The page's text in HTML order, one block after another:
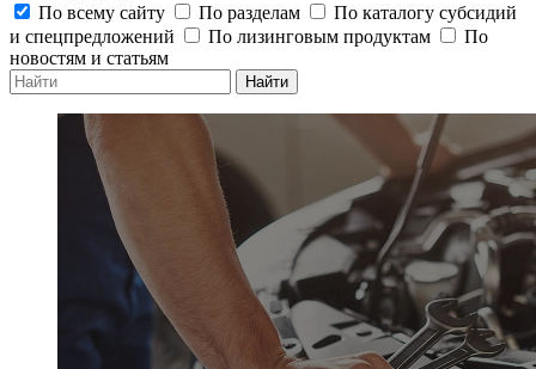
По всему сайту
По разделам
По каталогу субсидий
и спецпредложений
По лизинговым продуктам
По
новостям и статьям
Найти